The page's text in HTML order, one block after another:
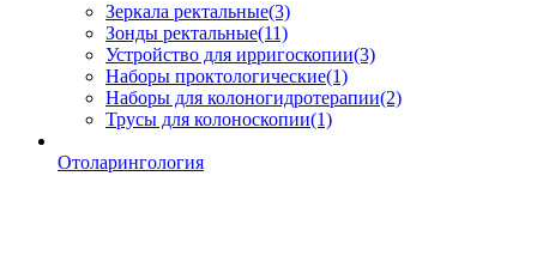
Зеркала ректальные(3)
Зонды ректальные(11)
Устройство для ирригоскопии(3)
Наборы проктологические(1)
Наборы для колоногидротерапии(2)
Трусы для колоноскопии(1)
Отоларингология